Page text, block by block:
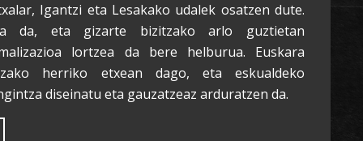
Igantzi eta Lesakako udalek osatzen dute.
da, eta gizarte bizitzako arlo guztietan
lortzea da bere helburua. Euskara
herriko etxean dago, eta eskualdeko
diseinatu eta gauzatzeaz arduratzen da.